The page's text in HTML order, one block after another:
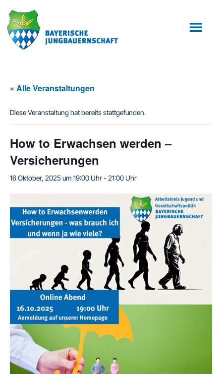
Inhalt
springen
Fußzeile
springen
« Alle Veranstaltungen
Diese Veranstaltung hat bereits stattgefunden.
How to Erwachsen werden –
Versicherungen
16 Oktober, 2025 um 19:00 Uhr-21:00 Uhr